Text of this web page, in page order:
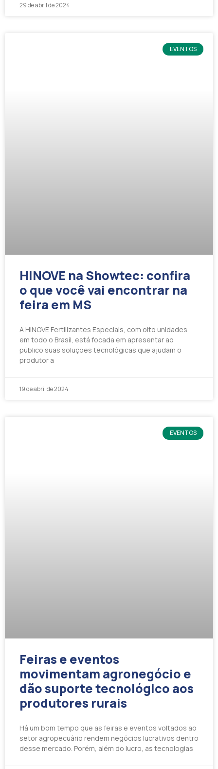
29 de abril de 2024
EVENTOS
HINOVE na Showtec: confira
o que você vai encontrar na
feira em MS
A HINOVE Fertilizantes Especiais, com oito unidades
em todo o Brasil, está focada em apresentar ao
público suas soluções tecnológicas que ajudam o
produtor a
19 de abril de 2024
EVENTOS
Feiras e eventos
movimentam agronegócio e
dão suporte tecnológico aos
produtores rurais
Há um bom tempo que as feiras e eventos voltados ao
setor agropecuário rendem negócios lucrativos dentro
desse mercado. Porém, além do lucro, as tecnologias